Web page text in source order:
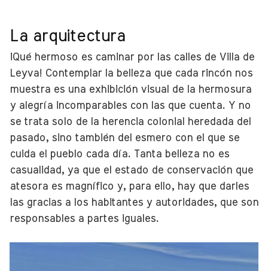
La arquitectura
¡Qué hermoso es caminar por las calles de Villa de
Leyva! Contemplar la belleza que cada rincón nos
muestra es una exhibición visual de la hermosura
y alegría incomparables con las que cuenta. Y no
se trata solo de la herencia colonial heredada del
pasado, sino también del esmero con el que se
cuida el pueblo cada día. Tanta belleza no es
casualidad, ya que el estado de conservación que
atesora es magnífico y, para ello, hay que darles
las gracias a los habitantes y autoridades, que son
responsables a partes iguales.